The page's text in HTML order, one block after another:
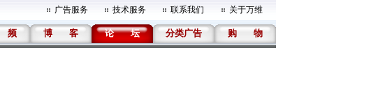
广告服务 技术服务 联系我们 关于万维
频 博 客 论 坛 分类广告 购 物